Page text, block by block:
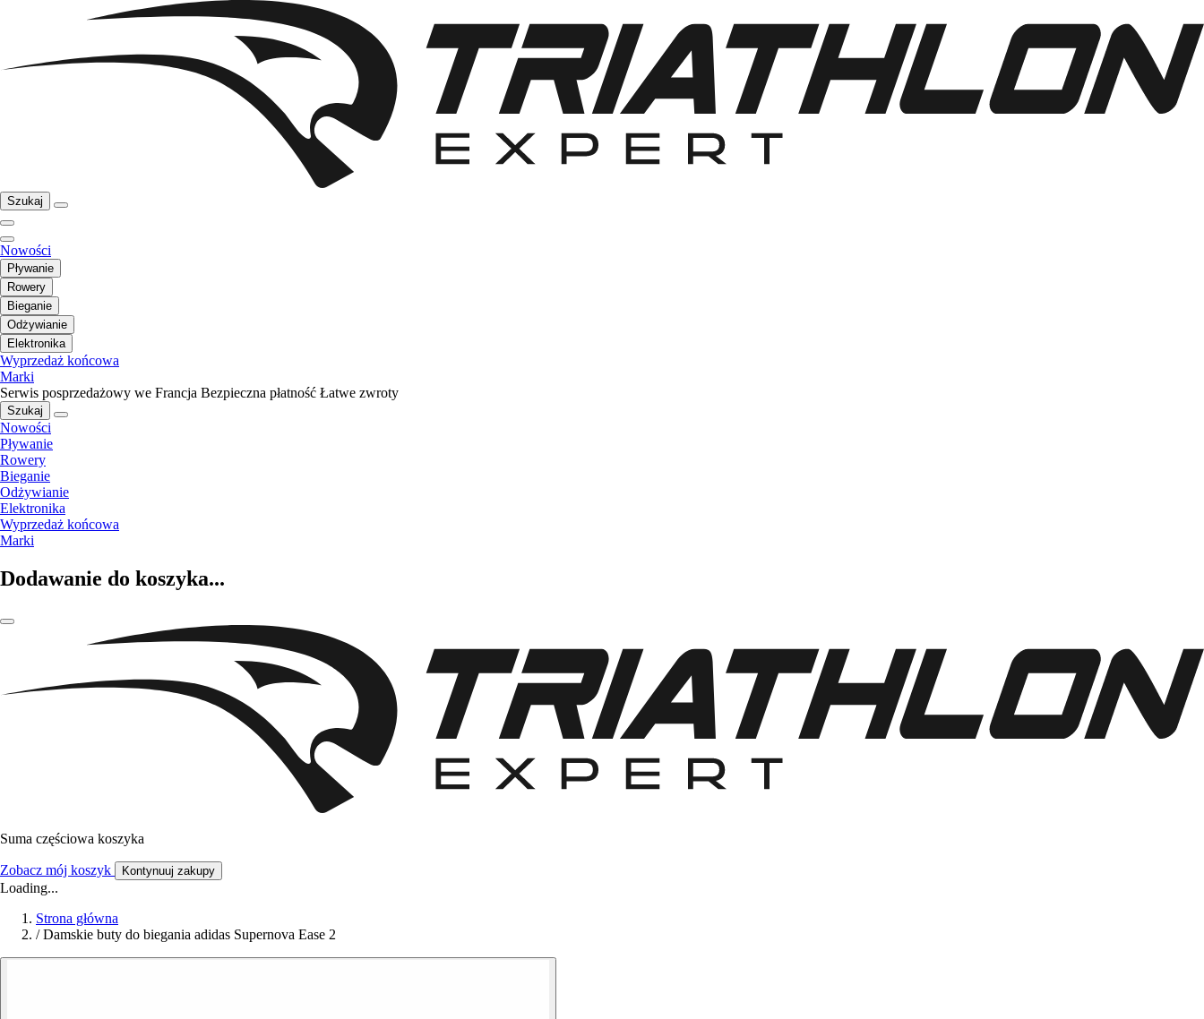
Szukaj
Nowości
Pływanie
Rowery
Bieganie
Odżywianie
Elektronika
Wyprzedaż końcowa
Marki
Serwis posprzedażowy we Francja Bezpieczna płatność Łatwe zwroty
Szukaj
Nowości
Pływanie
Rowery
Bieganie
Odżywianie
Elektronika
Wyprzedaż końcowa
Marki
Dodawanie do koszyka...
Suma częściowa koszyka
Zobacz mój koszyk Kontynuuj zakupy
Loading...
Strona główna
/ Damskie buty do biegania adidas Supernova Ease 2